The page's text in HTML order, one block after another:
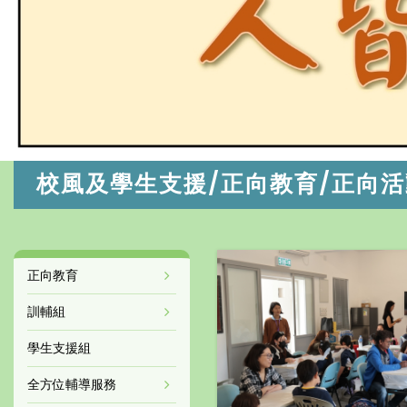
校風及學生支援/正向教育/正向
正向教育
訓輔組
學生支援組
全方位輔導服務